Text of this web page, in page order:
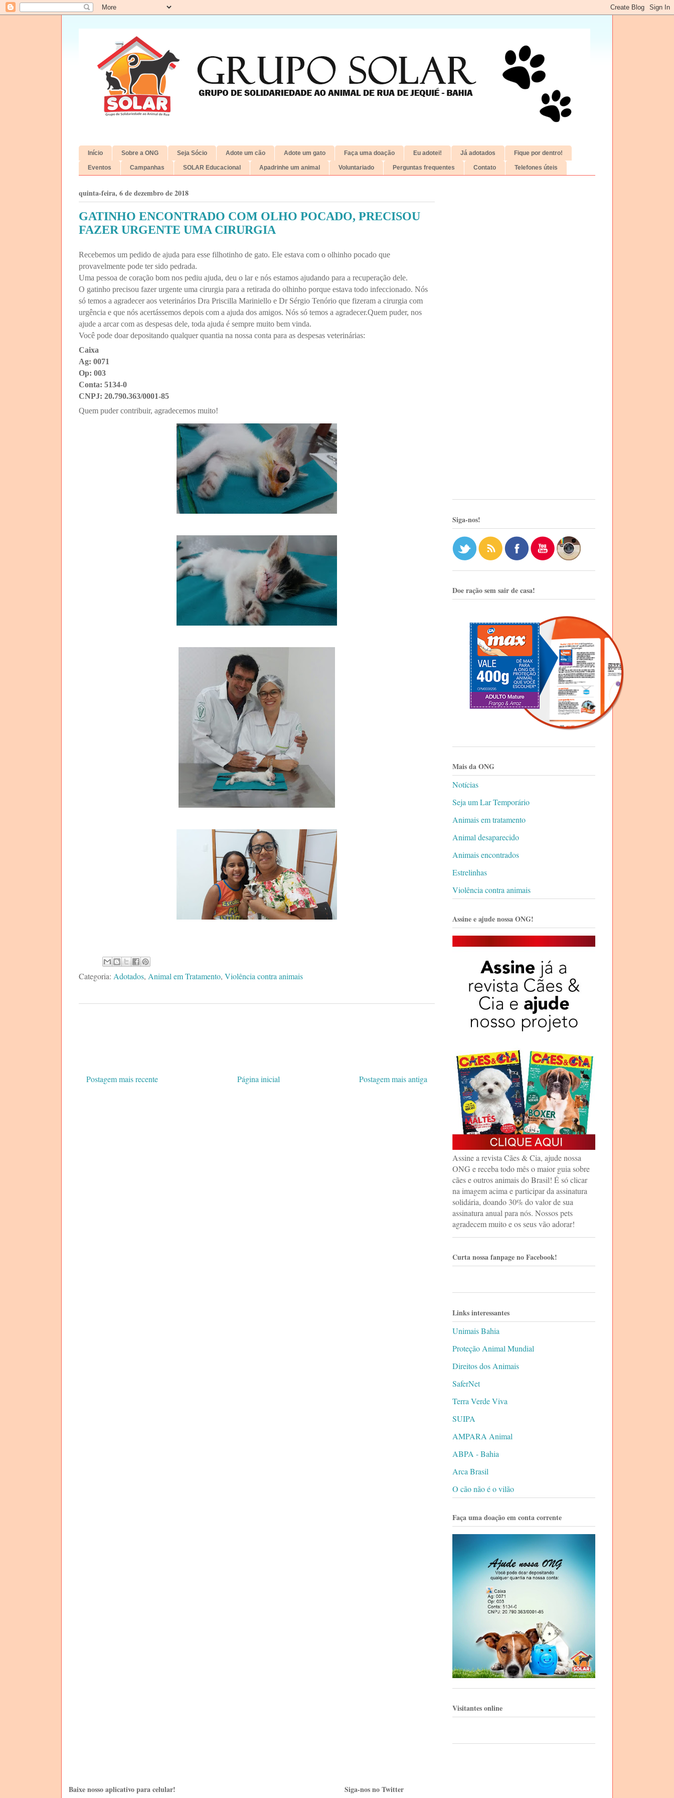
Início Sobre a ONG Seja Sócio Adote um cão Adote um gato Faça uma doação Eu adotei! Já adotados Fique por dentro!
Eventos Campanhas SOLAR Educacional Apadrinhe um animal Voluntariado Perguntas frequentes Contato Telefones úteis
quinta-feira, 6 de dezembro de 2018
GATINHO ENCONTRADO COM OLHO POCADO, PRECISOU
FAZER URGENTE UMA CIRURGIA
Recebemos um pedido de ajuda para esse filhotinho de gato. Ele estava com o olhinho pocado que
provavelmente pode ter sido pedrada.
Uma pessoa de coração bom nos pediu ajuda, deu o lar e nós estamos ajudando para a recuperação dele.
O gatinho precisou fazer urgente uma cirurgia para a retirada do olhinho porque estava todo infeccionado. Nós
só temos a agradecer aos veterinários Dra Priscilla Mariniello e Dr Sérgio Tenório que fizeram a cirurgia com
urgência e que nós acertássemos depois com a ajuda dos amigos. Nós só temos a agradecer.Quem puder, nos
ajude a arcar com as despesas dele, toda ajuda é sempre muito bem vinda.
Você pode doar depositando qualquer quantia na nossa conta para as despesas veterinárias:
Caixa
Ag: 0071
Op: 003
Conta: 5134-0
CNPJ: 20.790.363/0001-85
Quem puder contribuir, agradecemos muito!
Categoria: Adotados, Animal em Tratamento, Violência contra animais
Postagem mais recente Postagem mais antiga
Página inicial
Siga-nos!
Doe ração sem sair de casa!
Mais da ONG
Notícias
Seja um Lar Temporário
Animais em tratamento
Animal desaparecido
Animais encontrados
Estrelinhas
Violência contra animais
Assine e ajude nossa ONG!
Assine a revista Cães & Cia, ajude nossa
ONG e receba todo mês o maior guia sobre
cães e outros animais do Brasil! É só clicar
na imagem acima e participar da assinatura
solidária, doando 30% do valor de sua
assinatura anual para nós. Nossos pets
agradecem muito e os seus vão adorar!
Curta nossa fanpage no Facebook!
Links interessantes
Unimais Bahia
Proteção Animal Mundial
Direitos dos Animais
SaferNet
Terra Verde Viva
SUIPA
AMPARA Animal
ABPA - Bahia
Arca Brasil
O cão não é o vilão
Faça uma doação em conta corrente
Visitantes online
Baixe nosso aplicativo para celular! Siga-nos no Twitter